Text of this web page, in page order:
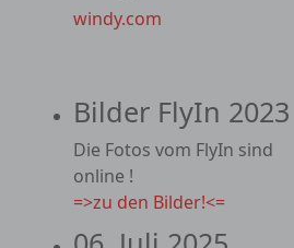
windy.com
Bilder FlyIn 2023
Die Fotos vom FlyIn sind
online !
=>zu den Bilder!<=